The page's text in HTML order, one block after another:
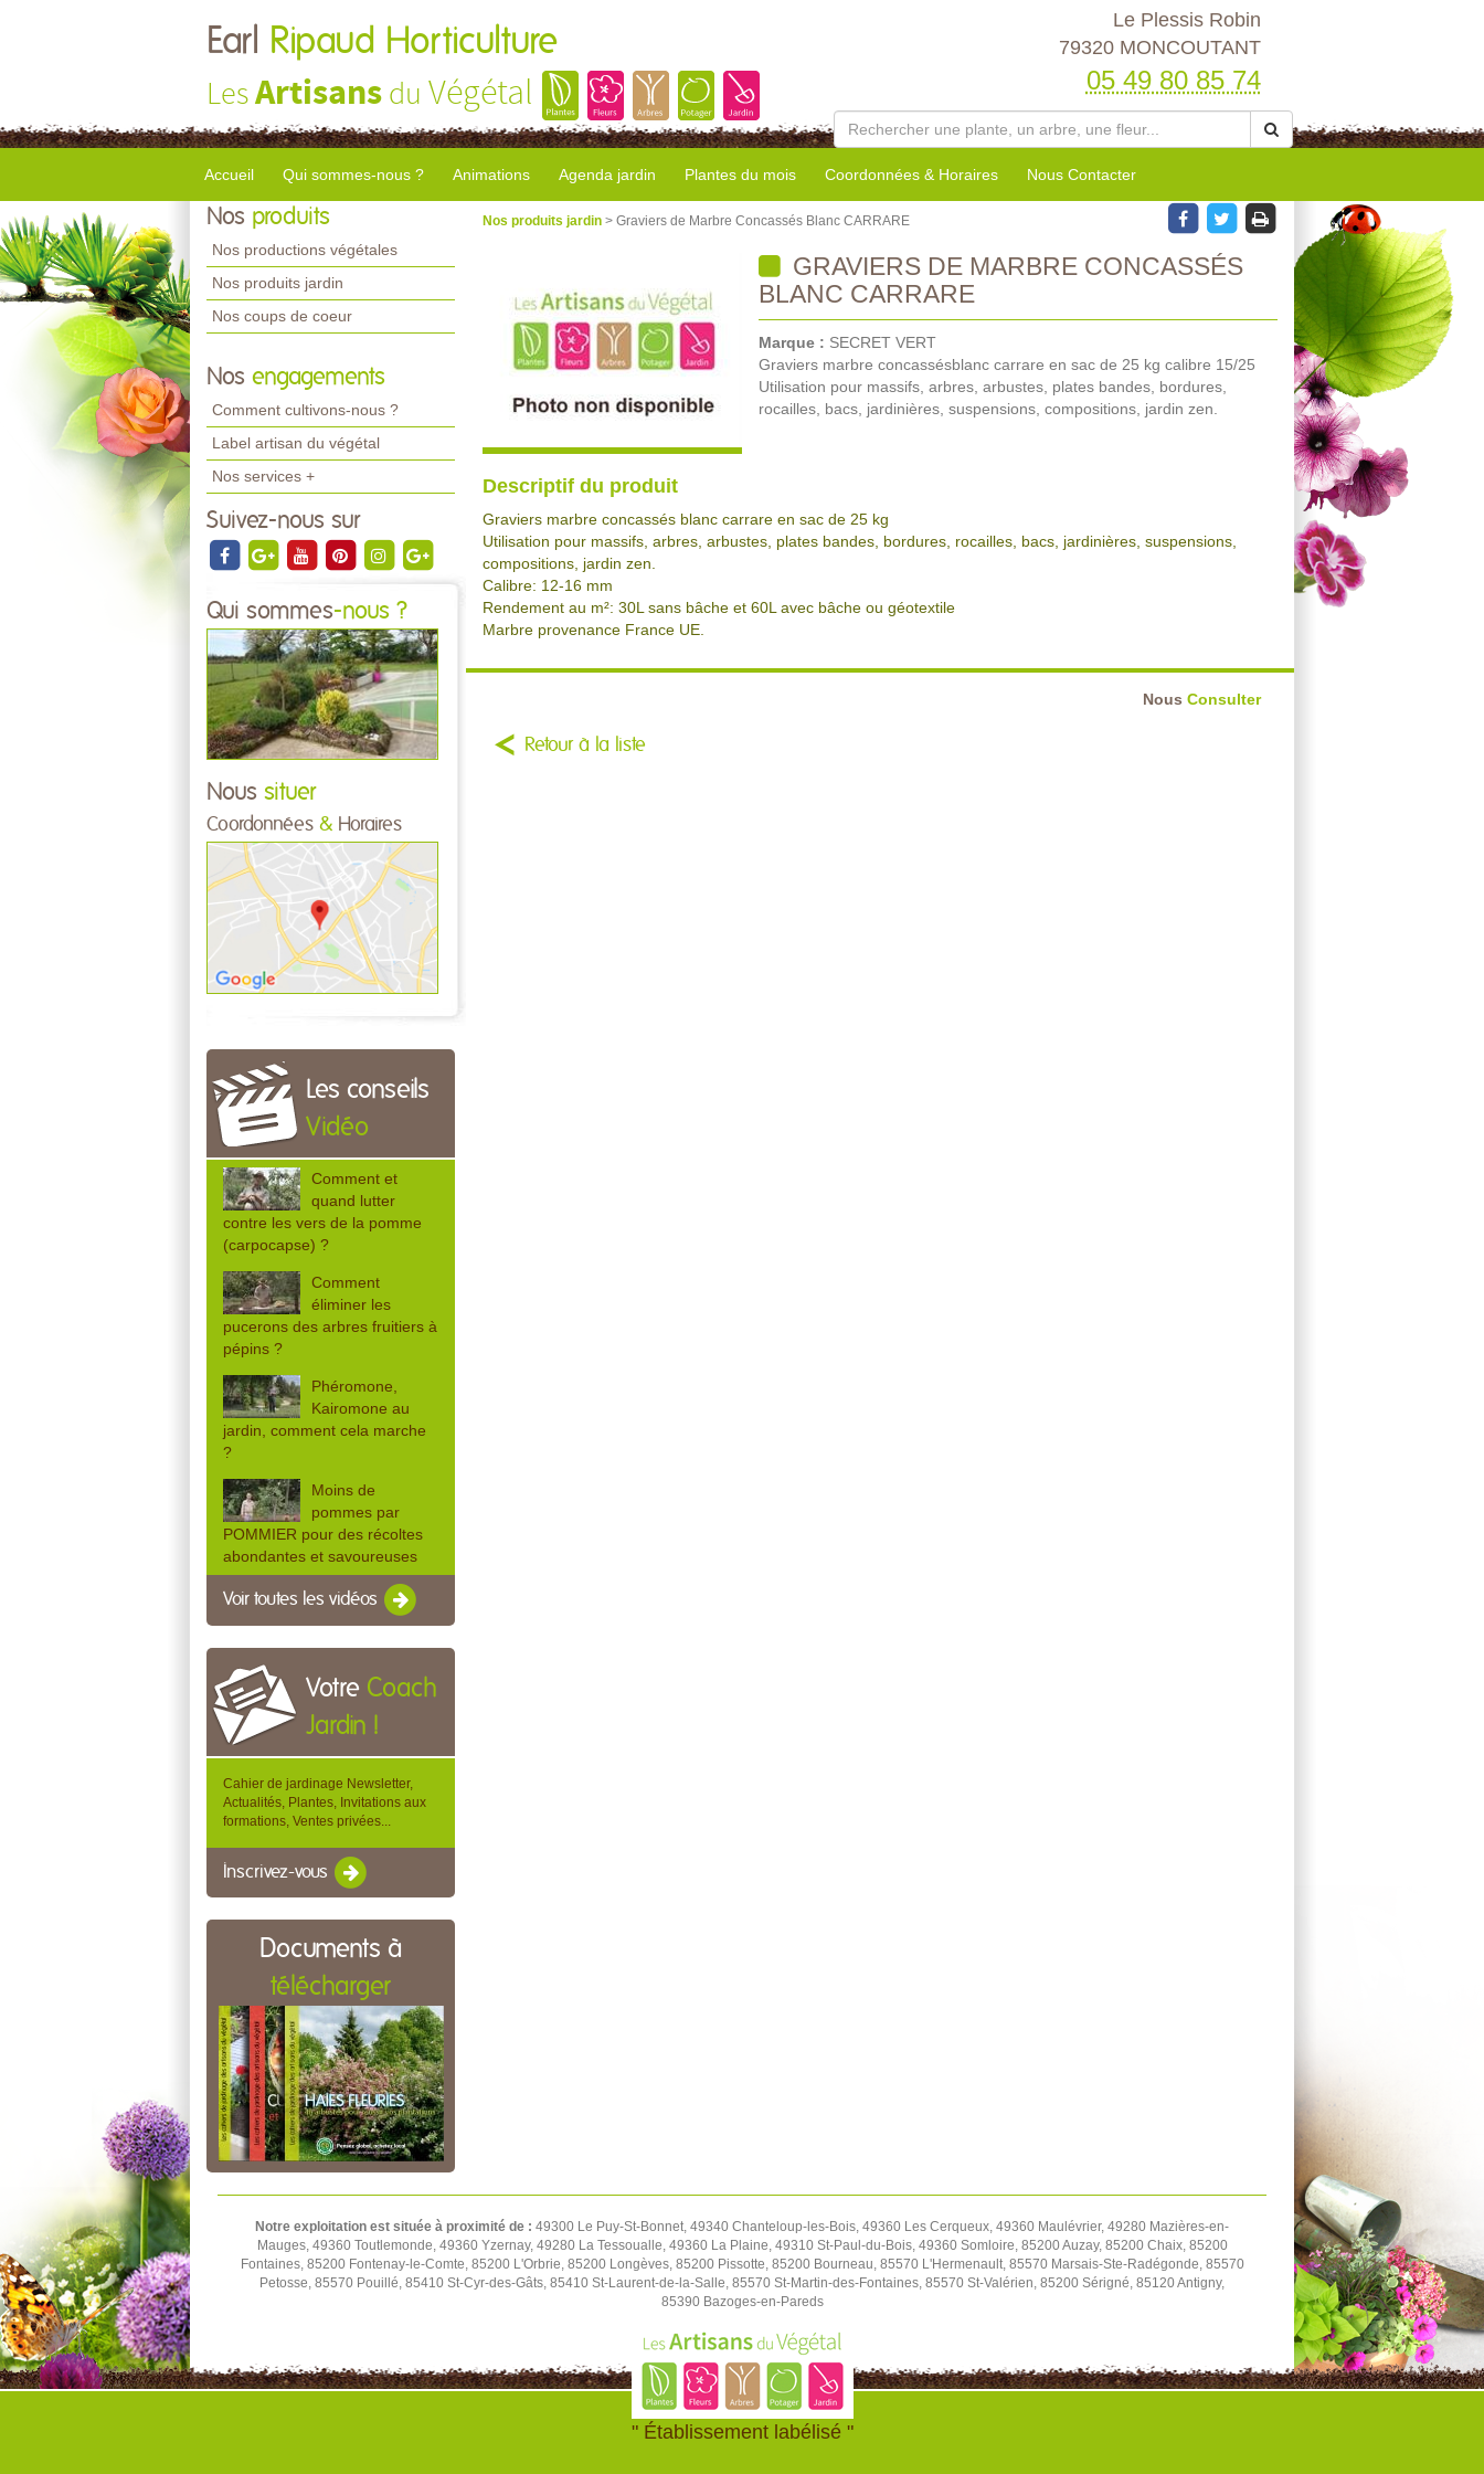
Earl Ripaud Horticulture
LesArtisans du Végétal
Le Plessis Robin
79320 MONCOUTANT
05 49 80 85 74
Accueil Qui sommes-nous ? Animations Agenda jardin Plantes du mois Coordonnées & Horaires Nous Contacter
Nos produits
Nos productions végétales
Nos produits jardin
Nos coups de coeur
Nos engagements
Comment cultivons-nous ?
Label artisan du végétal
Nos services +
Suivez-nous sur
Qui sommes-nous ?
Nous situer
Coordonnées & Horaires
Les conseils
Vidéo
Comment et
quand lutter
contre les vers de la pomme
(carpocapse) ?
Comment
éliminer les
pucerons des arbres fruitiers à
pépins ?
Phéromone,
Kairomone au
jardin, comment cela marche
?
Moins de
pommes par
POMMIER pour des récoltes
abondantes et savoureuses
Voir toutes les vidéos
Votre Coach
Jardin !
Cahier de jardinage Newsletter,
Actualités, Plantes, Invitations aux
formations, Ventes privées...
Inscrivez-vous
Documents à
télécharger
Nos produits jardin > Graviers de Marbre Concassés Blanc CARRARE
GRAVIERS DE MARBRE CONCASSÉS
BLANC CARRARE
Marque : SECRET VERT
Graviers marbre concassésblanc carrare en sac de 25 kg calibre 15/25
Utilisation pour massifs, arbres, arbustes, plates bandes, bordures,
rocailles, bacs, jardinières, suspensions, compositions, jardin zen.
Descriptif du produit
Graviers marbre concassés blanc carrare en sac de 25 kg
Utilisation pour massifs, arbres, arbustes, plates bandes, bordures, rocailles, bacs, jardinières, suspensions,
compositions, jardin zen.
Calibre: 12-16 mm
Rendement au m²: 30L sans bâche et 60L avec bâche ou géotextile
Marbre provenance France UE.
Nous Consulter
Retour à la liste
Notre exploitation est située à proximité de : 49300 Le Puy-St-Bonnet, 49340 Chanteloup-les-Bois, 49360 Les Cerqueux, 49360 Maulévrier, 49280 Mazières-en-
Mauges, 49360 Toutlemonde, 49360 Yzernay, 49280 La Tessoualle, 49360 La Plaine, 49310 St-Paul-du-Bois, 49360 Somloire, 85200 Auzay, 85200 Chaix, 85200
Fontaines, 85200 Fontenay-le-Comte, 85200 L'Orbrie, 85200 Longèves, 85200 Pissotte, 85200 Bourneau, 85570 L'Hermenault, 85570 Marsais-Ste-Radégonde, 85570
Petosse, 85570 Pouillé, 85410 St-Cyr-des-Gâts, 85410 St-Laurent-de-la-Salle, 85570 St-Martin-des-Fontaines, 85570 St-Valérien, 85200 Sérigné, 85120 Antigny,
85390 Bazoges-en-Pareds
" Établissement labélisé "